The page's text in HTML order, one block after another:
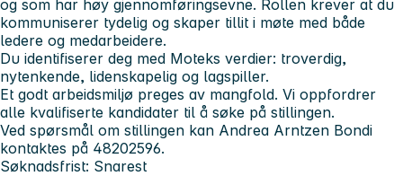
og som har høy gjennomføringsevne. Rollen krever at du
kommuniserer tydelig og skaper tillit i møte med både
ledere og medarbeidere.
Du identifiserer deg med Moteks verdier: troverdig,
nytenkende, lidenskapelig og lagspiller.
Et godt arbeidsmiljø preges av mangfold. Vi oppfordrer
alle kvalifiserte kandidater til å søke på stillingen.
Ved spørsmål om stillingen kan Andrea Arntzen Bondi
kontaktes på 48202596.
Søknadsfrist: Snarest